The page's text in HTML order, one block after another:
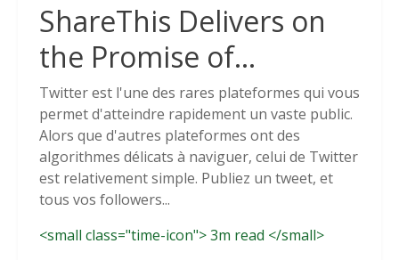
ShareThis Delivers on
the Promise of
Cookieless Data
Solutions
Twitter est l'une des rares plateformes qui vous
permet d'atteindre rapidement un vaste public.
Alors que d'autres plateformes ont des
algorithmes délicats à naviguer, celui de Twitter
est relativement simple. Publiez un tweet, et
tous vos followers...
<small class="time-icon"> 3m read </small>